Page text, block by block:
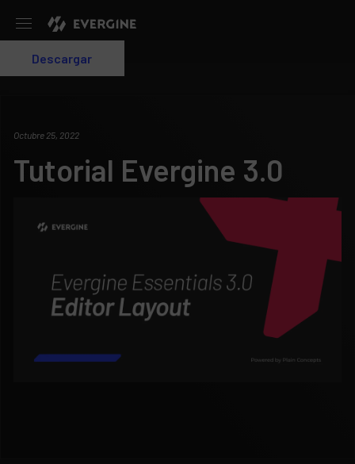
Login
Descargar
Octubre 25, 2022
Tutorial Evergine 3.0